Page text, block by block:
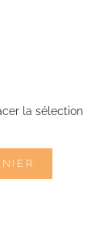
la sélection